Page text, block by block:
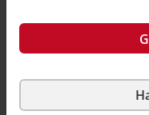
varumärke,